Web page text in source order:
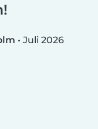
• Juli 2026